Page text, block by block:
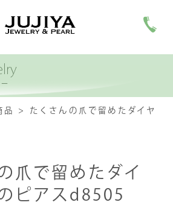
品
たくさんの爪で留めたダイヤ
爪で留めたダイ
ピアスd8505